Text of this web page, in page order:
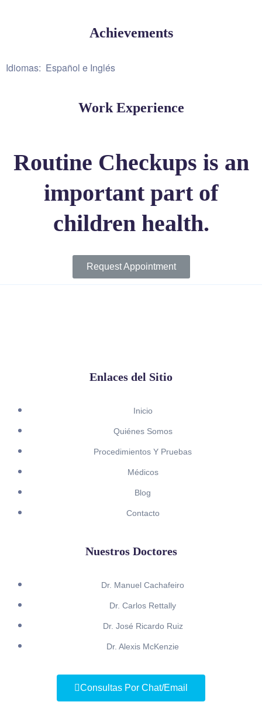
Achievements
Idiomas: Español e Inglés
Work Experience
Routine Checkups is an
important part of
children health.
Request Appointment
Enlaces del Sitio
Inicio
Quiénes Somos
Procedimientos Y Pruebas
Médicos
Blog
Contacto
Nuestros Doctores
Dr. Manuel Cachafeiro
Dr. Carlos Rettally
Dr. José Ricardo Ruiz
Dr. Alexis McKenzie
Consultas Por Chat/Email